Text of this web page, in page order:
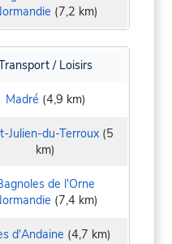
(7,2 km)
/ Loisirs
Madré (4,9 km)
Julien-du-Terroux (5
km)
de l'Orne
(7,4 km)
d'Andaine (4,7 km)